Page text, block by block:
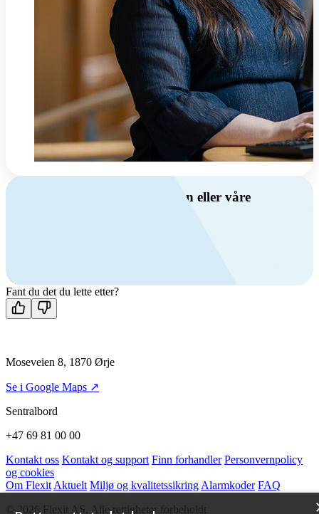
Har du spørsmål om ventilasjon eller våre
Kontakt oss
Fant du det du lette etter?
Moseveien 8, 1870 Ørje
Se i Google Maps ↗
Sentralbord
+47 69 81 00 00
Kontakt oss Kontakt og support Finn forhandler Personvernpolicy
og cookies
Om Flexit Aktuelt Miljø og kvalitetssikring Alarmkoder FAQ
© 2026 Flexit AS. Alle rettigheter forbeholdt